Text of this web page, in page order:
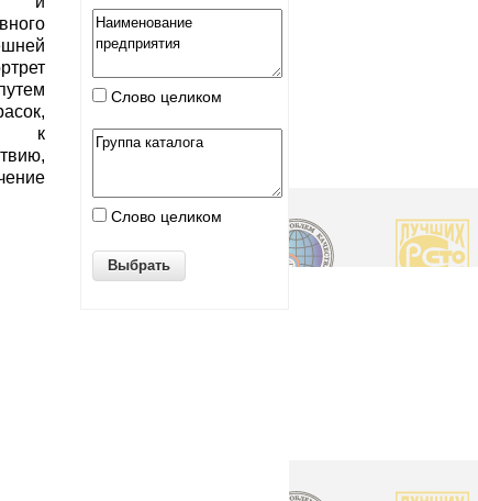
к
Слово целиком
Слово целиком